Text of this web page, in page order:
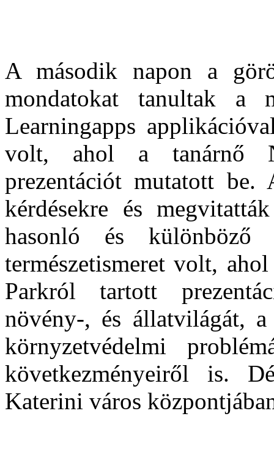
A második napon a
mondatokat tanultak a
Learningapps
volt, ahol a tanárnő
prezentációt mutatott
kérdésekre és
hasonló és
természetismeret volt,
Parkról tartott
növény-, és állatvilágát,
környzetvédelmi
következményeiről is.
Katerini város